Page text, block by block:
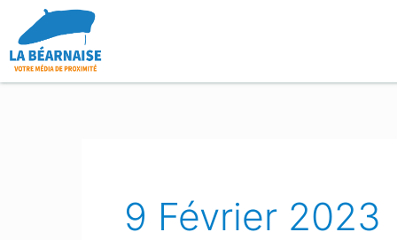
contenu
9 Février 2023